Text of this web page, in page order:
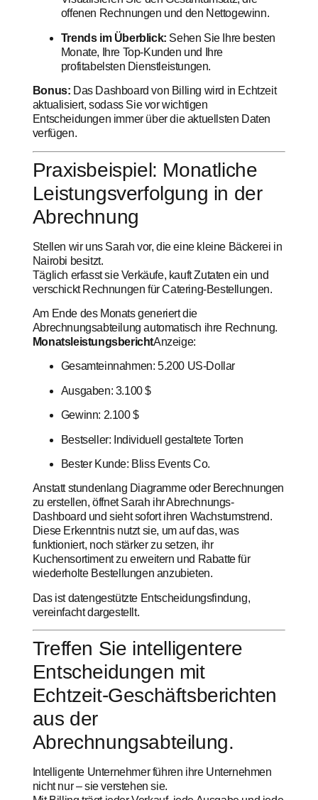
offenen Rechnungen und den Nettogewinn.
Trends im Überblick: Sehen Sie Ihre besten
Monate, Ihre Top-Kunden und Ihre
profitabelsten Dienstleistungen.
Bonus: Das Dashboard von Billing wird in Echtzeit
aktualisiert, sodass Sie vor wichtigen
Entscheidungen immer über die aktuellsten Daten
verfügen.
Praxisbeispiel: Monatliche
Leistungsverfolgung in der
Abrechnung
Stellen wir uns Sarah vor, die eine kleine Bäckerei in
Nairobi besitzt.
Täglich erfasst sie Verkäufe, kauft Zutaten ein und
verschickt Rechnungen für Catering-Bestellungen.
Am Ende des Monats generiert die
Abrechnungsabteilung automatisch ihre Rechnung.
MonatsleistungsberichtAnzeige:
Gesamteinnahmen: 5.200 US-Dollar
Ausgaben: 3.100 $
Gewinn: 2.100 $
Bestseller: Individuell gestaltete Torten
Bester Kunde: Bliss Events Co.
Anstatt stundenlang Diagramme oder Berechnungen
zu erstellen, öffnet Sarah ihr Abrechnungs-
Dashboard und sieht sofort ihren Wachstumstrend.
Diese Erkenntnis nutzt sie, um auf das, was
funktioniert, noch stärker zu setzen, ihr
Kuchensortiment zu erweitern und Rabatte für
wiederholte Bestellungen anzubieten.
Das ist datengestützte Entscheidungsfindung,
vereinfacht dargestellt.
Treffen Sie intelligentere
Entscheidungen mit
Echtzeit-Geschäftsberichten
aus der
Abrechnungsabteilung.
Intelligente Unternehmer führen ihre Unternehmen
nicht nur – sie verstehen sie.